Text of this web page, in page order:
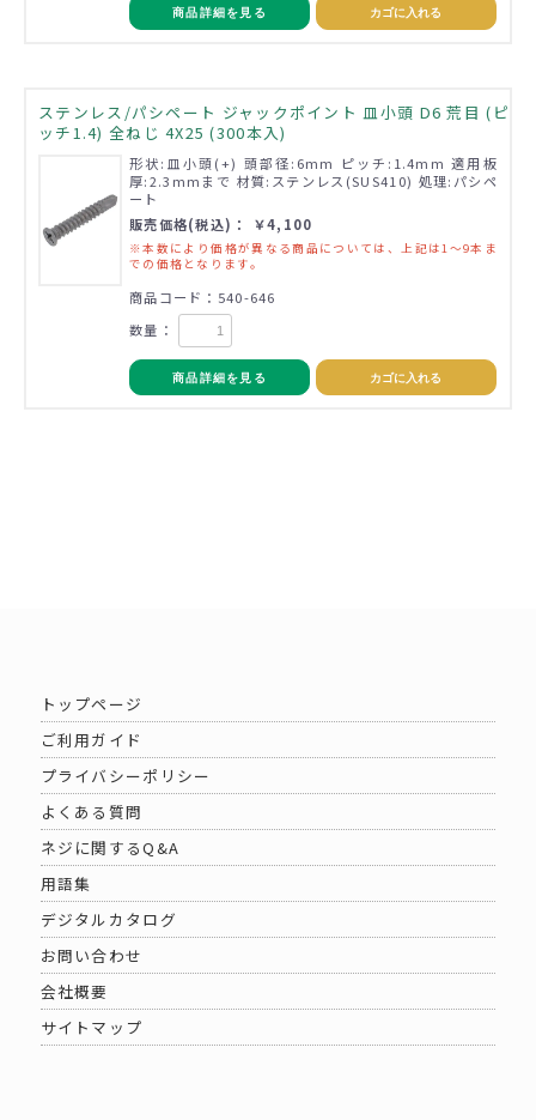
商品詳細を見る カゴに入れる
ステンレス/パシペート ジャックポイント 皿小頭 D6 荒目 (ピ
ッチ1.4) 全ねじ 4X25 (300本入)
形状:皿小頭(+) 頭部径:6mm ピッチ:1.4mm 適用板
厚:2.3mmまで 材質:ステンレス(SUS410) 処理:パシペ
ート
販売価格(税込)： ￥4,100
※本数により価格が異なる商品については、上記は1～9本ま
での価格となります。
商品コード：540-646
数量：
商品詳細を見る カゴに入れる
トップページ
ご利用ガイド
プライバシーポリシー
よくある質問
ネジに関するQ&A
用語集
デジタルカタログ
お問い合わせ
会社概要
サイトマップ